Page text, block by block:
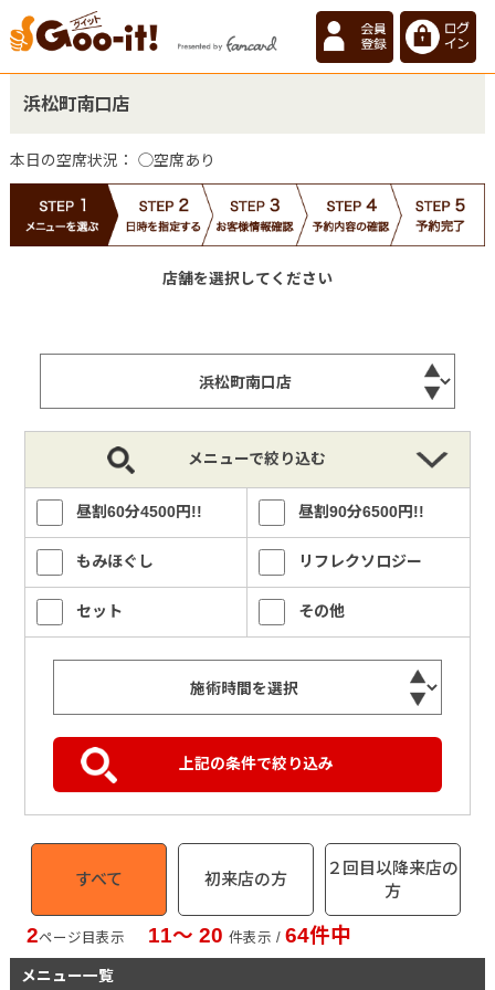
浜松町南口店
本日の空席状況： ◯空席あり
店舗を選択してください
メニューで絞り込む
昼割60分4500円!! 昼割90分6500円!!
もみほぐし リフレクソロジー
セット その他
すべて 初来店の方
２回目以降来店の
方
2ページ目表示 11〜 20 件表示 / 64件中
メニュー一覧